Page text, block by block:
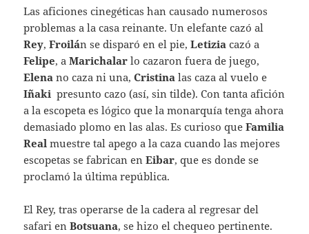
Las aficiones cinegéticas han causado numerosos
problemas a la casa reinante. Un elefante cazó al
Rey,Froilán se disparó en el pie,Letiziacazó a
Felipe, aMarichalar lo cazaron fuera de juego,
Elena no caza ni una,Cristina las caza al vuelo e
Iñaki presunto cazo (así, sin tilde). Con tanta afición
a la escopeta es lógico que la monarquía tenga ahora
demasiado plomo en las alas. Es curioso queFamilia
Real muestre tal apego a la caza cuando las mejores
escopetas se fabrican enEibar, que es donde se
proclamó la última república.
El Rey, tras operarse de la cadera al regresar del
safari enBotsuana, se hizo el chequeo pertinente.